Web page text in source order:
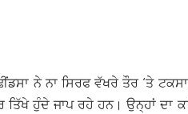
ਨੇ ਨਾ ਸਿਰਫ ਵੱਖਰੇ ਤੌਰ ‘ਤੇ
ਹੁੰਦੇ ਜਾਪ ਰਹੇ ਹਨ। ਉਨ੍ਹਾਂ ਦਾ